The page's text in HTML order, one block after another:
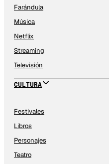
Farándula
Música
Netflix
Streaming
Televisión
CULTURA
Festivales
Libros
Personajes
Teatro